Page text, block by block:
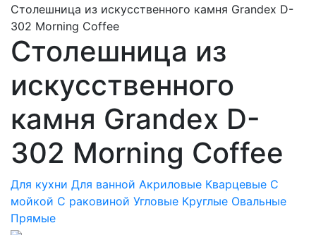
Столешница из искусственного камня Grandex D-
302 Morning Coffee
Столешница из
искусственного
камня Grandex D-
302 Morning Coffee
Для кухни Для ванной Акриловые Кварцевые С
мойкой С раковиной Угловые Круглые Овальные
Прямые